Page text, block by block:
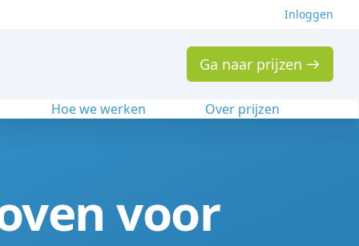
Inloggen
Ga naar prijzen
Hoe we werken Over prijzen
voor